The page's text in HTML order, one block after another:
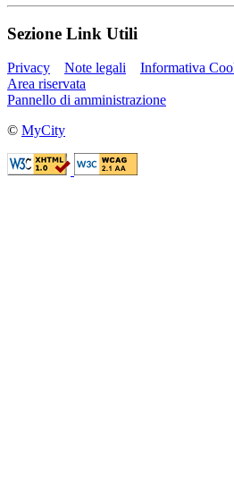
Sezione Link Utili
Privacy Note legali
Informativa
Area riservata
Pannello di amministrazione
© MyCity